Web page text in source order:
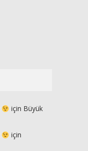
için Büyük
için